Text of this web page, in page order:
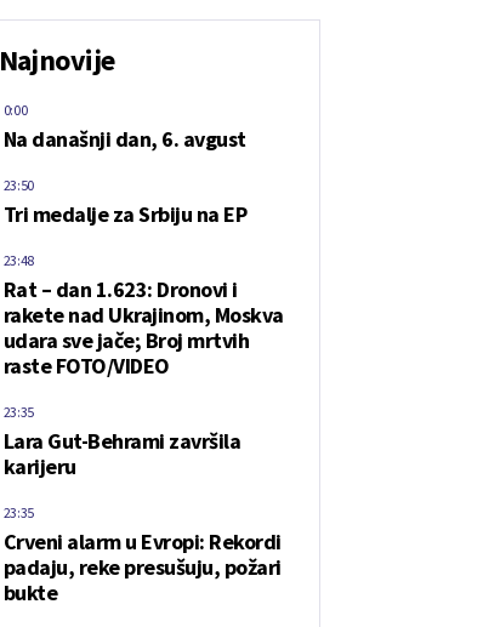
Najnovije
Na današnji dan, 6. avgust
0:00
Tri medalje za Srbiju na EP
23:50
Rat – dan 1.623: Dronovi i
rakete nad Ukrajinom, Moskva
udara sve jače; Broj mrtvih
raste FOTO/VIDEO
23:48
Lara Gut-Behrami završila
karijeru
23:35
Crveni alarm u Evropi: Rekordi
padaju, reke presušuju, požari
bukte
23:35